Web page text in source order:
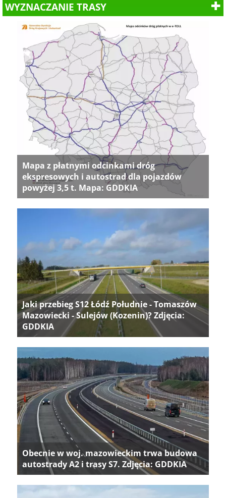
WYZNACZANIE TRASY
Mapa z płatnymi odcinkami dróg
ekspresowych i autostrad dla pojazdów
powyżej 3,5 t. Mapa: GDDKIA
Jaki przebieg S12 Łódź Południe - Tomaszów
Mazowiecki - Sulejów (Kozenin)? Zdjęcia:
GDDKIA
Obecnie w woj. mazowieckim trwa budowa
autostrady A2 i trasy S7. Zdjęcia: GDDKIA